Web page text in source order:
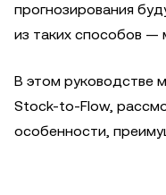
прогнозирования
из таких способов
В этом руководстве
Stock-to-Flow,
особенности,